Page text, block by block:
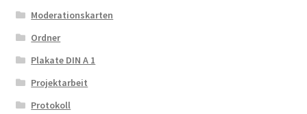
Moderationskarten
Ordner
Plakate DIN A 1
Projektarbeit
Protokoll